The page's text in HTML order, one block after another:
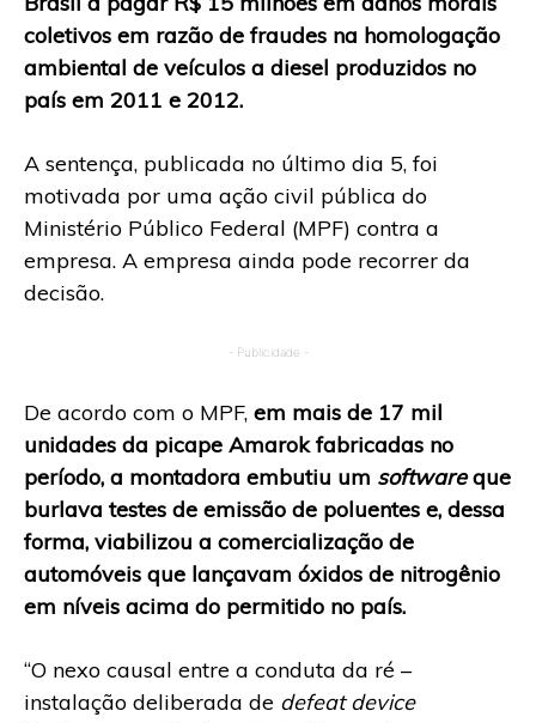
coletivos em razão de fraudes na homologação
ambiental de veículos a diesel produzidos no
país em 2011 e 2012.
A sentença, publicada no último dia 5, foi
motivada por uma ação civil pública do
Ministério Público Federal (MPF) contra a
empresa. A empresa ainda pode recorrer da
decisão.
- Publicidade -
De acordo com o MPF, em mais de 17 mil
unidades da picape Amarok fabricadas no
período, a montadora embutiu um softwareque
burlava testes de emissão de poluentes e, dessa
forma, viabilizou a comercialização de
automóveis que lançavam óxidos de nitrogênio
em níveis acima do permitido no país.
“O nexo causal entre a conduta da ré –
instalação deliberada de defeat device